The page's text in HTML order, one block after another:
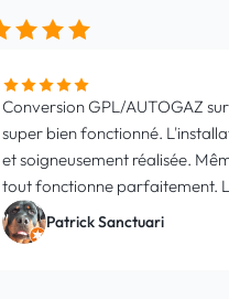
travail sur l'Escalade (contrôle
et la passion pour les
ressenties. Toujours un plaisir